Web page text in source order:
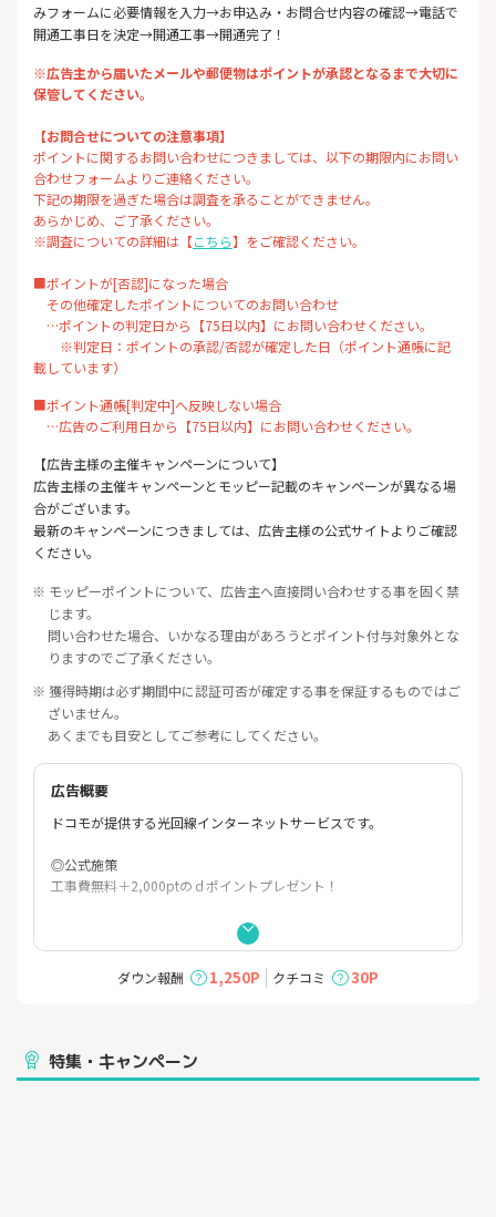
みフォームに必要情報を入力→お申込み・お問合せ内容の確認→電話で
開通工事日を決定→開通工事→開通完了！
※広告主から届いたメールや郵便物はポイントが承認となるまで大切に
保管してください。
【お問合せについての注意事項】
ポイントに関するお問い合わせにつきましては、以下の期限内にお問い
合わせフォームよりご連絡ください。
下記の期限を過ぎた場合は調査を承ることができません。
あらかじめ、ご了承ください。
※調査についての詳細は【こちら】をご確認ください。
■ポイントが[否認]になった場合
その他確定したポイントについてのお問い合わせ
…ポイントの判定日から【75日以内】にお問い合わせください。
※判定日：ポイントの承認/否認が確定した日（ポイント通帳に記
載しています）
■ポイント通帳[判定中]へ反映しない場合
…広告のご利用日から【75日以内】にお問い合わせください。
【広告主様の主催キャンペーンについて】
広告主様の主催キャンペーンとモッピー記載のキャンペーンが異なる場
合がございます。
最新のキャンペーンにつきましては、広告主様の公式サイトよりご確認
ください。
※ モッピーポイントについて、広告主へ直接問い合わせする事を固く禁
じます。
問い合わせた場合、いかなる理由があろうとポイント付与対象外とな
りますのでご了承ください。
※ 獲得時期は必ず期間中に認証可否が確定する事を保証するものではご
ざいません。
あくまでも目安としてご参考にしてください。
広告概要
ドコモが提供する光回線インターネットサービスです。
◎公式施策
工事費無料＋2,000ptのｄポイントプレゼント！
最大100,000円キャッシュバック！
◎ドコモ光パック
◎無線ルーターレンタル無料！無料訪問設定
選べるドコモ光対応プロバイダー
ダウン報酬 1,250P クチコミ 30P
特集・キャンペーン